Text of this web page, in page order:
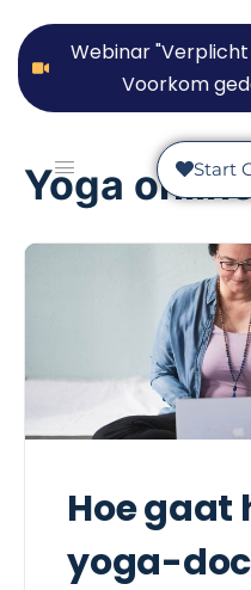
Webinar
Voorkom
Start
Yoga
Hoe gaat
yoga-